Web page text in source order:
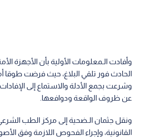
وأفادت الـمعلومات الأولية بأن الأجهزة
الحادث فور تلقي البلاغ، حيث فرضت طوقا
وشرعت بجمع الأدلة والاستماع إلى
عن ظروف الواقعة ودوافعها.
ونقل جثمان الـضحية إلى مركز الطب
القانونية، وإجراء الفحوص اللازمة وفق